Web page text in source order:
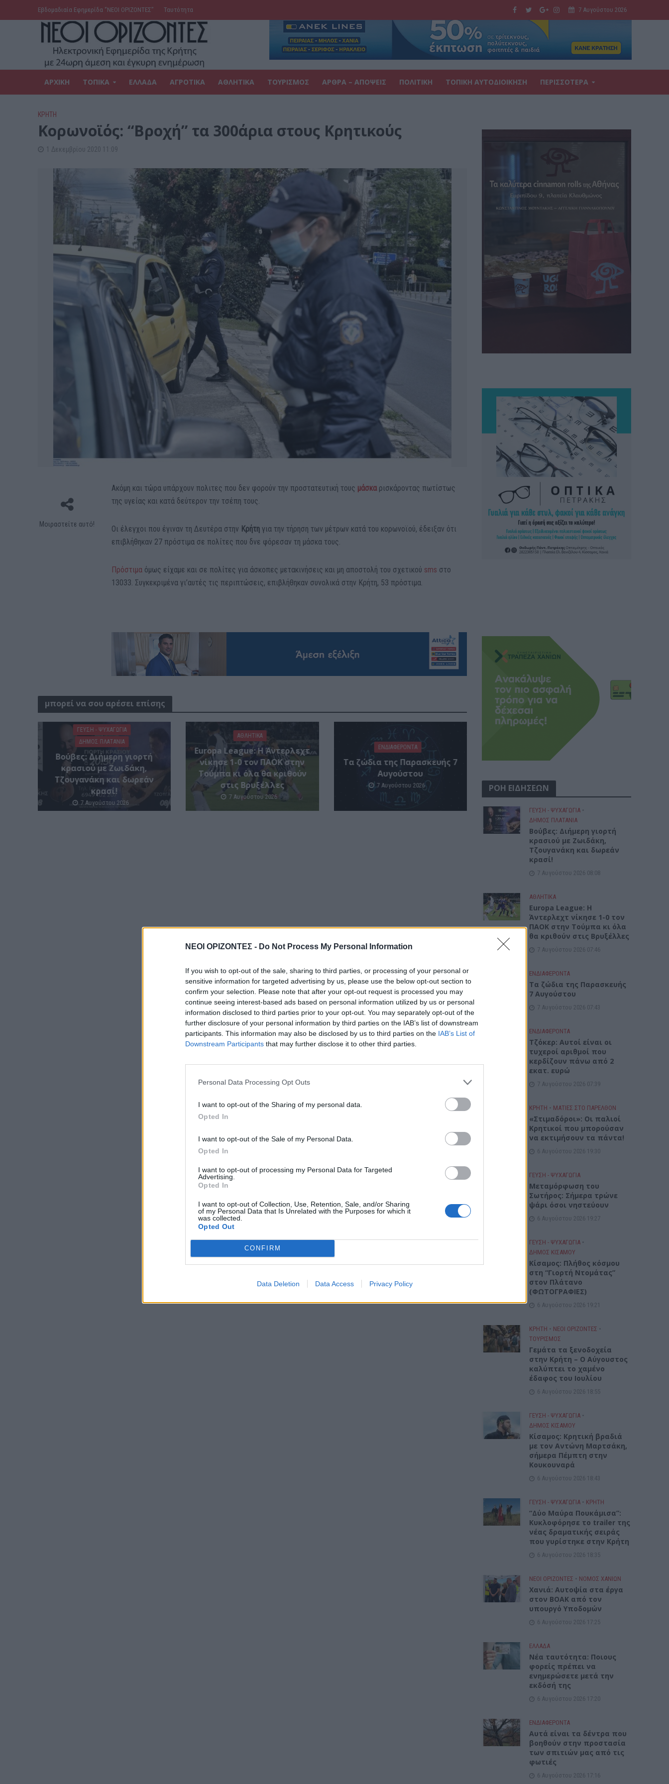
ΝΕΟΙ ΟΡΙΖΟΝΤΕΣ - Do Not Process My Personal Information
If you wish to opt-out of the sale, sharing to third parties, or processing of your personal or
sensitive information for targeted advertising by us, please use the below opt-out section to
confirm your selection. Please note that after your opt-out request is processed you may
continue seeing interest-based ads based on personal information utilized by us or personal
information disclosed to third parties prior to your opt-out. You may separately opt-out of the
further disclosure of your personal information by third parties on the IAB’s list of downstream
participants. This information may also be disclosed by us to third parties on the IAB’s List of
Downstream Participants that may further disclose it to other third parties.
Personal Data Processing Opt Outs
I want to opt-out of the Sharing of my personal data.
Opted In
I want to opt-out of the Sale of my Personal Data.
Opted In
I want to opt-out of processing my Personal Data for Targeted
Advertising.
Opted In
I want to opt-out of Collection, Use, Retention, Sale, and/or Sharing
of my Personal Data that Is Unrelated with the Purposes for which it
was collected.
Opted Out
CONFIRM
Data Deletion Data Access Privacy Policy
Εβδομαδιαία Εφημερίδα ‘’ΝΕΟΙ ΟΡΙΖΟΝΤΕΣ’’ Ταυτότητα 7 Αυγούστου 2026
ΑΡΧΙΚΗ ΤΟΠΙΚΑ ΕΛΛΑΔΑ ΑΓΡΟΤΙΚΑ ΑΘΛΗΤΙΚΑ ΤΟΥΡΙΣΜΟΣ ΑΡΘΡΑ – ΑΠΟΨΕΙΣ ΠΟΛΙΤΙΚΗ ΤΟΠΙΚΗ ΑΥΤΟΔΙΟΙΚΗΣΗ ΠΕΡΙΣΣΟΤΕΡΑ
ΚΡΗΤΗ
Κορωνοϊός: “Βροχή” τα 300άρια στους Κρητικούς
1 Δεκεμβρίου 2020 11:09
Μοιραστείτε αυτό!
Ακόμη και τώρα υπάρχουν πολιτες που δεν φορούν την προστατευτική τους μάσκα ρισκάροντας πωτίστως
της υγείας και κατά δεύτερον την τσέπη τους.
Οι έλεγχοι που έγιναν τη Δευτέρα στην Κρήτηγια την τήρηση των μέτρων κατά του κορωνοϊού, έδειξαν ότι
επιβλήθηκαν 27 πρόστιμα σε πολίτες που δνε φόρεσαν τη μάσκα τους.
Πρόστιμα όμως είχαμε και σε πολίτες για άσκοπες μετακινήσεις και μη αποστολή του σχετικού sms στο
13033. Συγκεκριμένα γι’αυτές τις περιπτώσεις, επιβλήθηκαν συνολικά στην Κρήτη, 53 πρόστιμα.
μπορεί να σου αρέσει επίσης
ΓΕΎΣΗ - ΨΥΧΑΓΩΓΊΑ
ΔΉΜΟΣ ΠΛΑΤΑΝΙΆ
Βούβες: Διήμερη γιορτή
κρασιού με Ζωιδάκη,
Τζουγανάκη και δωρεάν
κρασί!
7 Αυγούστου 2026
ΑΘΛΗΤΙΚΑ
Europa League: Η Άντερλεχτ
νίκησε 1-0 τον ΠΑΟΚ στην
Τούμπα κι όλα θα κριθούν
στις Βρυξέλλες
7 Αυγούστου 2026
ΕΝΔΙΑΦΕΡΟΝΤΑ
Tα ζώδια της Παρασκευής 7
Αυγούστου
7 Αυγούστου 2026 ΡΟΗ ΕΙΔΗΣΕΩΝ
ΓΕΎΣΗ - ΨΥΧΑΓΩΓΊΑ •
ΔΉΜΟΣ ΠΛΑΤΑΝΙΆ
Βούβες: Διήμερη γιορτή
κρασιού με Ζωιδάκη,
Τζουγανάκη και δωρεάν
κρασί!
7 Αυγούστου 2026 08:08
ΑΘΛΗΤΙΚΑ
Europa League: Η
Άντερλεχτ νίκησε 1-0 τον
ΠΑΟΚ στην Τούμπα κι όλα
θα κριθούν στις Βρυξέλλες
7 Αυγούστου 2026 07:46
ΕΝΔΙΑΦΕΡΟΝΤΑ
Tα ζώδια της Παρασκευής
7 Αυγούστου
7 Αυγούστου 2026 07:43
ΕΝΔΙΑΦΕΡΟΝΤΑ
Τζόκερ: Αυτοί είναι οι
τυχεροί αριθμοί που
κερδίζουν πάνω από 2
εκατ. ευρώ
7 Αυγούστου 2026 07:39
ΚΡΗΤΗ • ΜΑΤΙΕΣ ΣΤΟ ΠΑΡΕΛΘΟΝ
«Στιμαδόροι»: Οι παλιοί
Κρητικοί που μπορούσαν
να εκτιμήσουν τα πάντα!
6 Αυγούστου 2026 19:30
ΓΕΎΣΗ - ΨΥΧΑΓΩΓΊΑ
Μεταμόρφωση του
Σωτήρος: Σήμερα τρώνε
ψάρι όσοι νηστεύουν
6 Αυγούστου 2026 19:27
ΓΕΎΣΗ - ΨΥΧΑΓΩΓΊΑ •
ΔΉΜΟΣ ΚΙΣΆΜΟΥ
Κίσαμος: Πλήθος κόσμου
στη “Γιορτή Ντομάτας”
στον Πλάτανο
(ΦΩΤΟΓΡΑΦΙΕΣ)
6 Αυγούστου 2026 19:21
ΚΡΗΤΗ • ΝΕΟΙ ΟΡΙΖΟΝΤΕΣ •
ΤΟΥΡΙΣΜΟΣ
Γεμάτα τα ξενοδοχεία
στην Κρήτη – Ο Αύγουστος
καλύπτει το χαμένο
έδαφος του Ιουλίου
6 Αυγούστου 2026 18:55
ΓΕΎΣΗ - ΨΥΧΑΓΩΓΊΑ •
ΔΉΜΟΣ ΚΙΣΆΜΟΥ
Kίσαμος: Κρητική βραδιά
με τον Αντώνη Μαρτσάκη,
σήμερα Πέμπτη στην
Κουκουναρά
6 Αυγούστου 2026 18:43
ΓΕΎΣΗ - ΨΥΧΑΓΩΓΊΑ • ΚΡΗΤΗ
“Δύο Μαύρα Πουκάμισα”:
Κυκλοφόρησε το trailer της
νέας δραματικής σειράς
που γυρίστηκε στην Κρήτη
6 Αυγούστου 2026 18:35
ΝΕΟΙ ΟΡΙΖΟΝΤΕΣ • ΝΟΜΌΣ ΧΑΝΊΩΝ
Χανιά: Αυτοψία στα έργα
στον ΒΟΑΚ από τον
υπουργό Υποδομών
6 Αυγούστου 2026 17:25
ΕΛΛΑΔΑ
Νέα ταυτότητα: Ποιους
φορείς πρέπει να
ενημερώσετε μετά την
εκδόσή της
6 Αυγούστου 2026 17:20
ΕΝΔΙΑΦΕΡΟΝΤΑ
Αυτά είναι τα δέντρα που
βοηθούν στην προστασία
των σπιτιών μας από τις
φωτιές
6 Αυγούστου 2026 17:16